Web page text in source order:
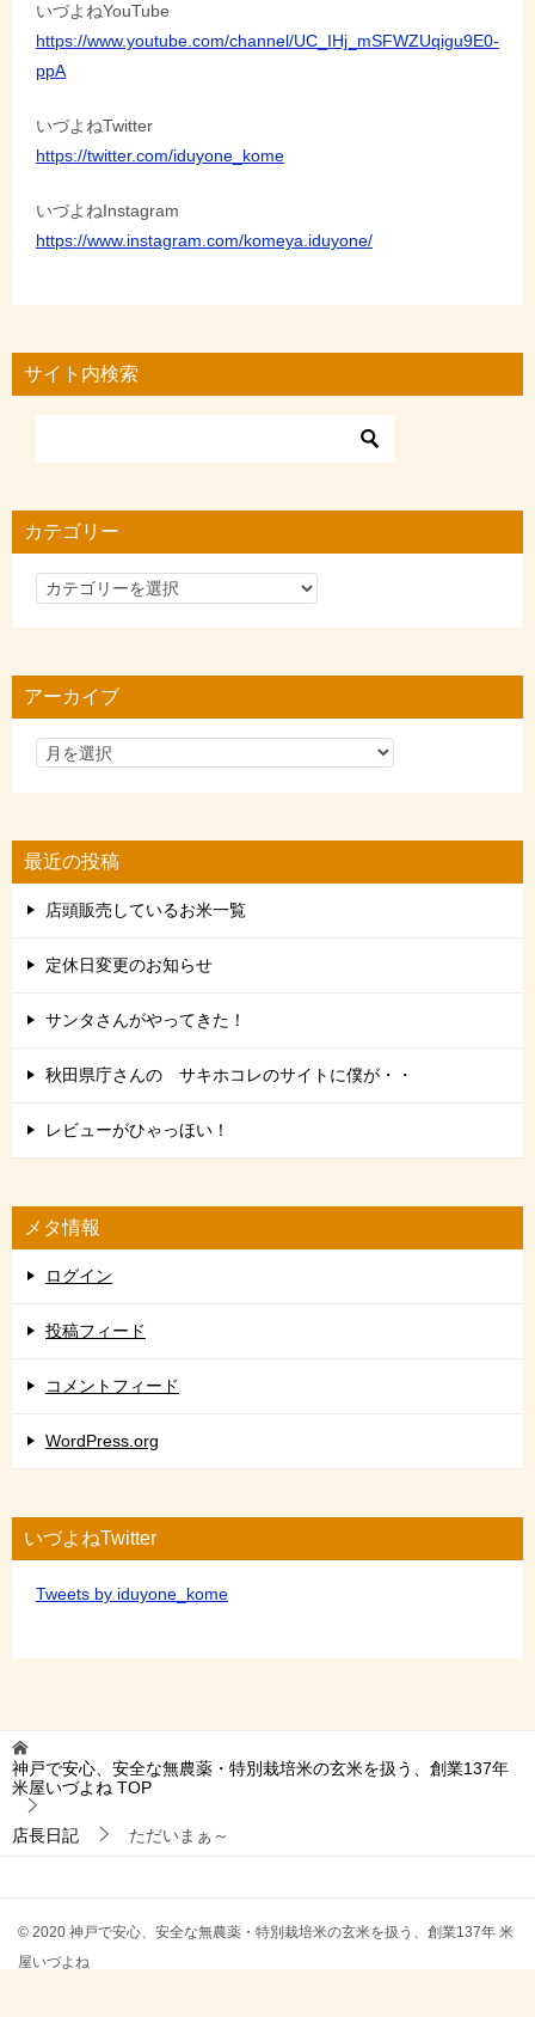
いづよねYouTube
https://www.youtube.com/channel/UC_IHj_mSFWZUqigu9E0-
ppA
いづよねTwitter
https://twitter.com/iduyone_kome
いづよねInstagram
https://www.instagram.com/komeya.iduyone/
サイト内検索
カテゴリー
カ
リ
アーカイブ
最近の投稿
店頭販売しているお米一覧
定休日変更のお知らせ
サンタさんがやってきた！
秋田県庁さんの サキホコレのサイトに僕が・・
レビューがひゃっほい！
メタ情報
ログイン
投稿フィード
コメントフィード
WordPress.org
いづよねTwitter
Tweets by iduyone_kome
神戸で安心、安全な無農薬・特別栽培米の玄米を扱う、創業137年
米屋いづよね TOP
店長日記 ただいまぁ～
© 2020 神戸で安心、安全な無農薬・特別栽培米の玄米を扱う、創業137年 米
屋いづよね